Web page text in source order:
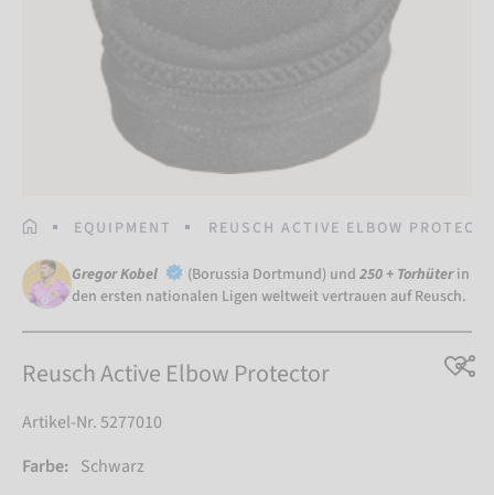
STARTSEITEEQUIPMENT REUSCH ACTIVE ELBOW
Gregor Kobel (Borussia Dortmund) und 250 + Torhüter in
den ersten nationalen Ligen weltweit vertrauen auf Reusch.
Reusch Active Elbow Protector
Artikel-Nr. 5277010
Farbe: Schwarz